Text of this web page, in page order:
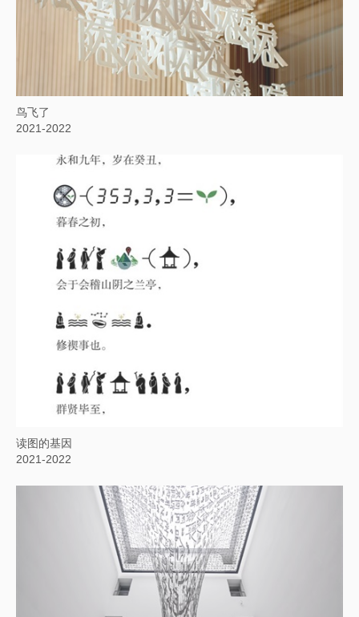
鸟飞了
2021-2022
读图的基因
2021-2022